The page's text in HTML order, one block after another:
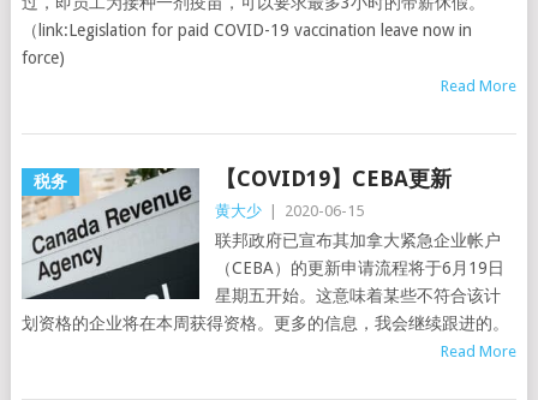
（link:Legislation for paid COVID-19 vaccination leave now in
force)
Read More
税务 【COVID19】CEBA更新
黄大少 2020-06-15
联邦政府已宣布其加拿大紧急企业帐户
（CEBA）的更新申请流程将于6月19日
星期五开始。这意味着某些不符合该计
划资格的企业将在本周获得资格。更多的信息，我会继续跟进的。
Read More